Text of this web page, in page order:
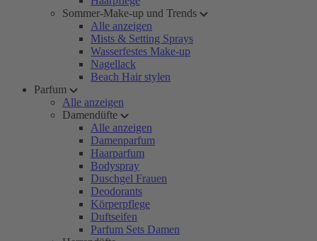
Sommer-Make-up und Trends
Alle anzeigen
Mists & Setting Sprays
Wasserfestes Make-up
Nagellack
Beach Hair stylen
Parfum
Alle anzeigen
Damendüfte
Alle anzeigen
Damenparfum
Haarparfum
Bodyspray
Duschgel Frauen
Deodorants
Körperpflege
Duftseifen
Parfum Sets Damen